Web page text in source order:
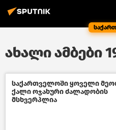
ახალი ამბები
საქართველოში ყოველი
ქალი ოჯახური ძალადობის
მსხვერპლია